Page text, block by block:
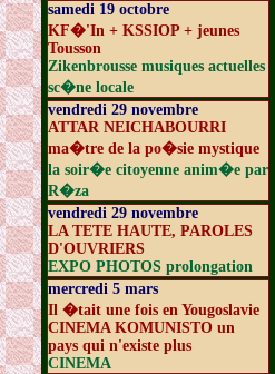
samedi 19 octobre
KF�'In + KSSIOP + jeunes
Tousson
Zikenbrousse musiques actuelles
sc�ne locale
vendredi 29 novembre
ATTAR NEICHABOURRI
ma�tre de la po�sie mystique
la soir�e citoyenne anim�e par
R�za
vendredi 29 novembre
LA TETE HAUTE, PAROLES
D'OUVRIERS
EXPO PHOTOS prolongation
mercredi 5 mars
Il �tait une fois en Yougoslavie
CINEMA KOMUNISTO un
pays qui n'existe plus
CINEMA